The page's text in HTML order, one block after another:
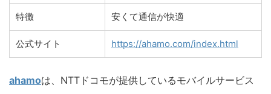
特徴 安くて通信が快適
公式サイト https://ahamo.com/index.html
ahamoは、NTTドコモが提供しているモバイルサービス